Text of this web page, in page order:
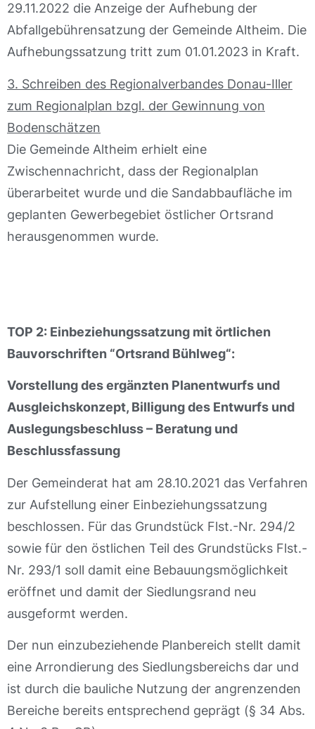
29.11.2022 die Anzeige der Aufhebung der
Abfallgebührensatzung der Gemeinde Altheim. Die
Aufhebungssatzung tritt zum 01.01.2023 in Kraft.
3. Schreiben des Regionalverbandes Donau-Iller
zum Regionalplan bzgl. der Gewinnung von
Bodenschätzen
Die Gemeinde Altheim erhielt eine
Zwischennachricht, dass der Regionalplan
überarbeitet wurde und die Sandabbaufläche im
geplanten Gewerbegebiet östlicher Ortsrand
herausgenommen wurde.
TOP 2: Einbeziehungssatzung mit örtlichen
Bauvorschriften “Ortsrand Bühlweg“:
Vorstellung des ergänzten Planentwurfs und
Ausgleichskonzept, Billigung des Entwurfs und
Auslegungsbeschluss – Beratung und
Beschlussfassung
Der Gemeinderat hat am 28.10.2021 das Verfahren
zur Aufstellung einer Einbeziehungssatzung
beschlossen. Für das Grundstück Flst.-Nr. 294/2
sowie für den östlichen Teil des Grundstücks Flst.-
Nr. 293/1 soll damit eine Bebauungsmöglichkeit
eröffnet und damit der Siedlungsrand neu
ausgeformt werden.
Der nun einzubeziehende Planbereich stellt damit
eine Arrondierung des Siedlungsbereichs dar und
ist durch die bauliche Nutzung der angrenzenden
Bereiche bereits entsprechend geprägt (§ 34 Abs.